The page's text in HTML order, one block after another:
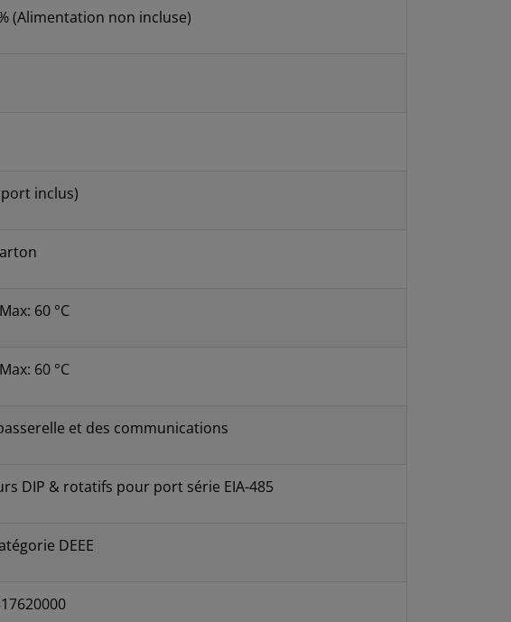
(Alimentation non incluse)
inclus)
60 °C
60 °C
et des communications
DIP & rotatifs pour port série EIA-485
DEEE